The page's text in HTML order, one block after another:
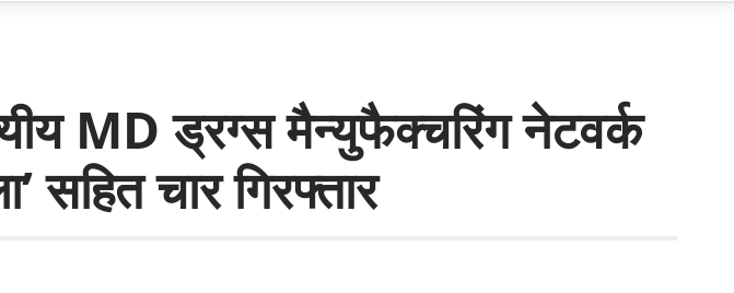
MD ड्रग्स मैन्युफैक्चरिंग नेटवर्क
सहित चार गिरफ्तार